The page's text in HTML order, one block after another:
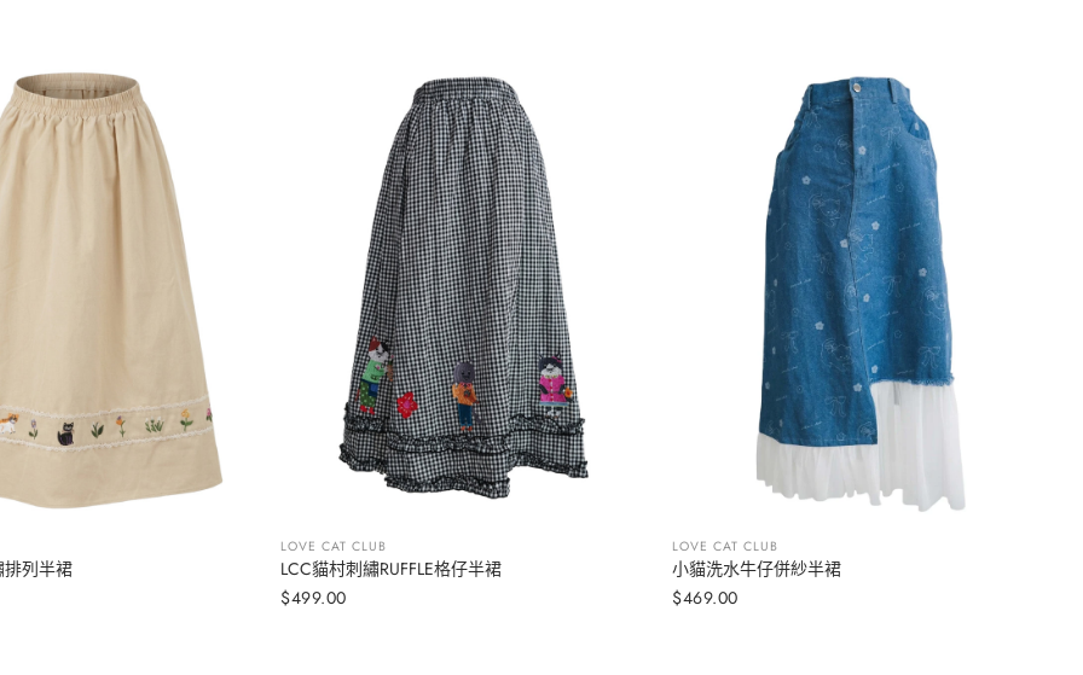
选择选项
排列半裙
选择选项
LOVE CAT CLUB
LCC貓村刺繡RUFFLE格仔半裙
定
$499.00
选择选项
LOVE CAT CLUB
小貓洗水牛仔併紗半裙
定
$469.00